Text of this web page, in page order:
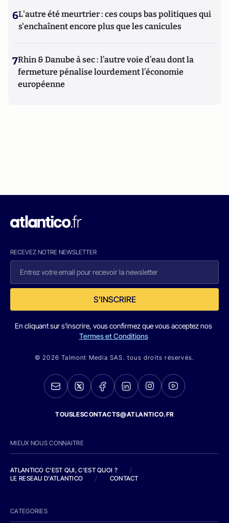
6L'autre été meurtrier : ces coups bas politiques qui
s'enchaînent encore plus que les canicules
7Rhin & Danube à sec : l’autre voie d’eau dont la
fermeture pénalise lourdement l’économie
européenne
RECEVEZ NOTRE NEWSLETTER
S'INSCRIRE
En cliquant sur s'inscrire, vous confirmez que vous acceptez nos
Termes et Conditions
© 2026 Talmont Media SAS. tous droits réservés.
TOUSLESCONTACTS@ATLANTICO.FR
MIEUX NOUS CONNAITRE
ATLANTICO C'EST QUI, C'EST QUOI ?
/
LE RESEAU D'ATLANTICO
/ CONTACT
CATEGORIES